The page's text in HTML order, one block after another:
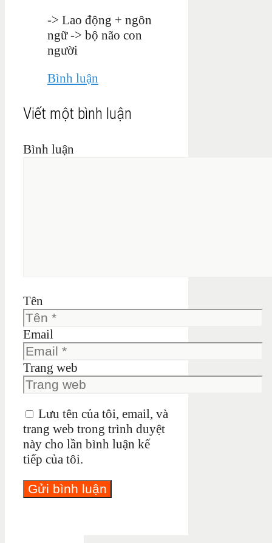
-> Lao động + ngôn
ngữ -> bộ não con
người
Bình luận
Viết một bình luận
Bình luận
Tên
Email
Trang web
Lưu tên của tôi, email, và
trang web trong trình duyệt
này cho lần bình luận kế
tiếp của tôi.